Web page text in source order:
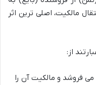
مالکیت، اصلی ترین اثر
از:
فروشد و مالکیت آن را